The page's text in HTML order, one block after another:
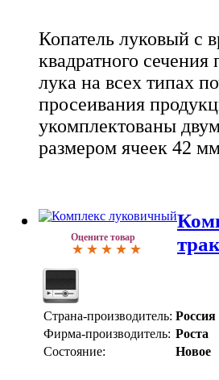
Копатель луковый
квадратного
лука на всех типах
просеивания
укомплектованы
размером ячеек 42
Оцените товар
Страна-производитель: Россия
Фирма-производитель: Роста
Состояние:
Новое